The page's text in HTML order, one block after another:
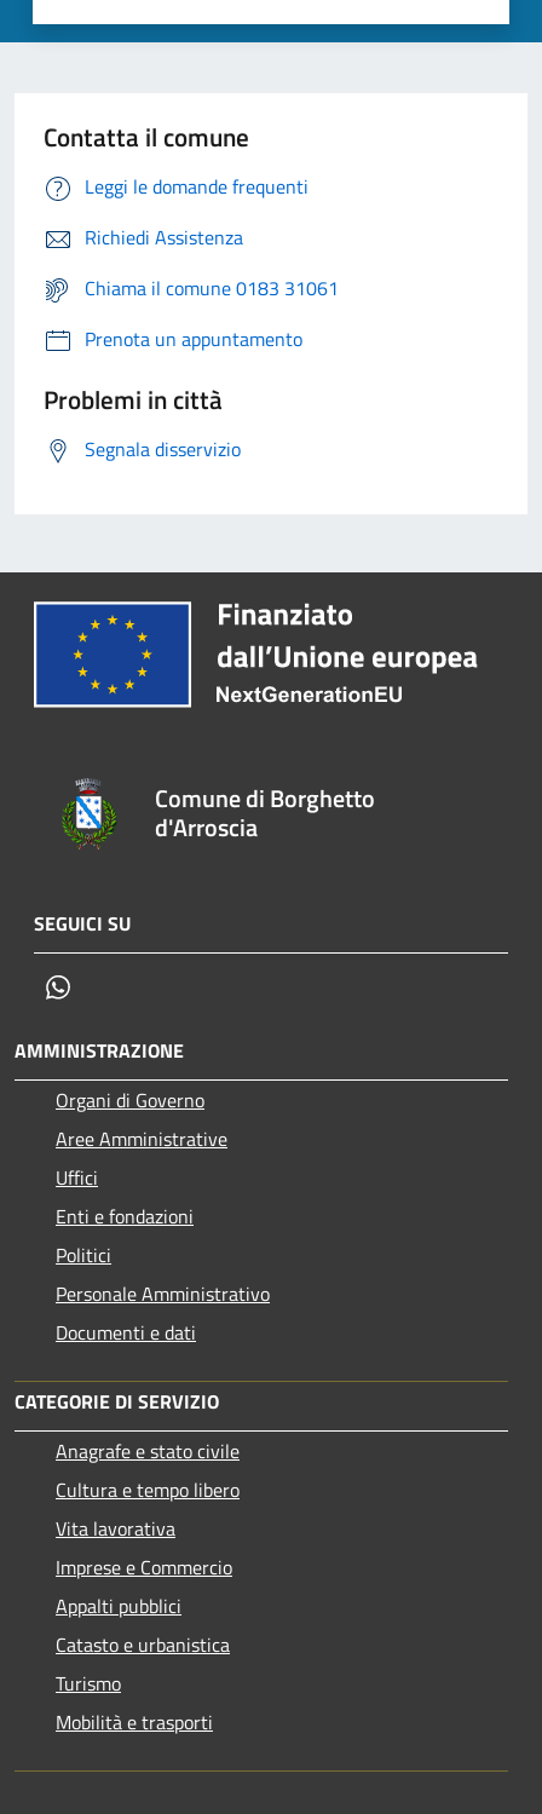
Contatta il comune
Leggi le domande frequenti
Richiedi Assistenza
Chiama il comune 0183 31061
Prenota un appuntamento
Problemi in città
Segnala disservizio
Comune di Borghetto
d'Arroscia
SEGUICI SU
AMMINISTRAZIONE
Organi di Governo
Aree Amministrative
Uffici
Enti e fondazioni
Politici
Personale Amministrativo
Documenti e dati
CATEGORIE DI SERVIZIO
Anagrafe e stato civile
Cultura e tempo libero
Vita lavorativa
Imprese e Commercio
Appalti pubblici
Catasto e urbanistica
Turismo
Mobilità e trasporti